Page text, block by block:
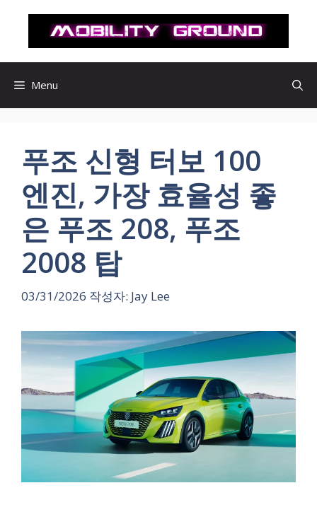
로
Menu
푸조 신형 터보 100
엔진, 가장 효율성 좋
은 푸조 208, 푸조
2008 탑
03/31/2026 작성자: Jay Lee